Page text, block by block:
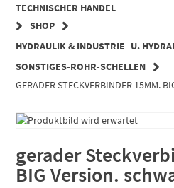
TECHNISCHER HANDEL
SHOP
HYDRAULIK & INDUSTRIE- U.
SONSTIGES-ROHR-SCHELLEN
GERADER STECKVERBINDER 15MM.
gerader
BIG Version.